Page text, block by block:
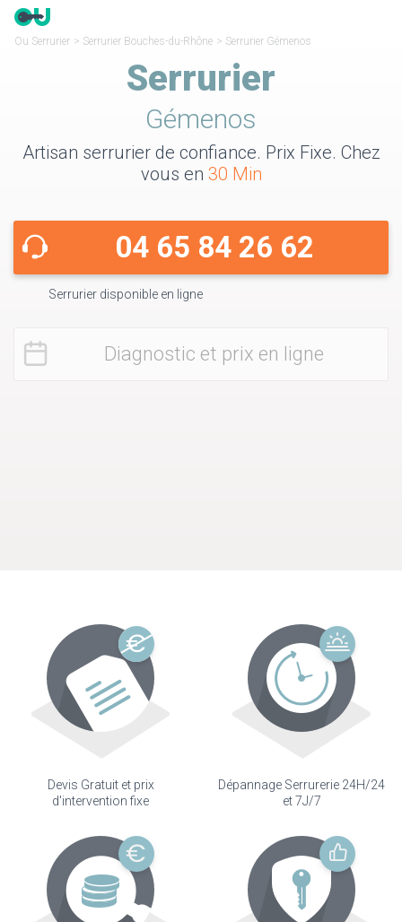
Ou Serrurier > Serrurier Bouches-du-Rhône > Serrurier Gémenos
Serrurier
Gémenos
Artisan serrurier de confiance. Prix Fixe. Chez
vous en 30 Min
04 65 84 26 62
Serrurier disponible en ligne
Diagnostic et prix en ligne
Devis Gratuit et prix
d'intervention fixe
Dépannage Serrurerie 24H/24
et 7J/7